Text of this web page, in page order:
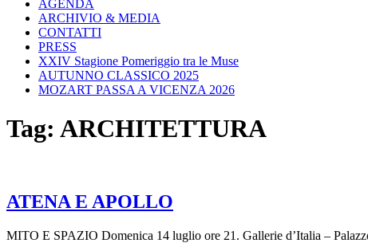
AGENDA
ARCHIVIO & MEDIA
CONTATTI
PRESS
XXIV Stagione Pomeriggio tra le Muse
AUTUNNO CLASSICO 2025
MOZART PASSA A VICENZA 2026
Tag: ARCHITETTURA
ATENA E APOLLO
MITO E SPAZIO Domenica 14 luglio ore 21. Gallerie d’Italia –